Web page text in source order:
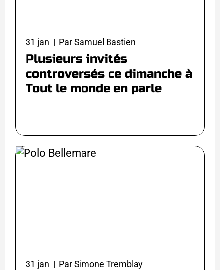
31 jan | Par Samuel Bastien
Plusieurs invités
controversés ce dimanche à
Tout le monde en parle
31 jan | Par Simone Tremblay